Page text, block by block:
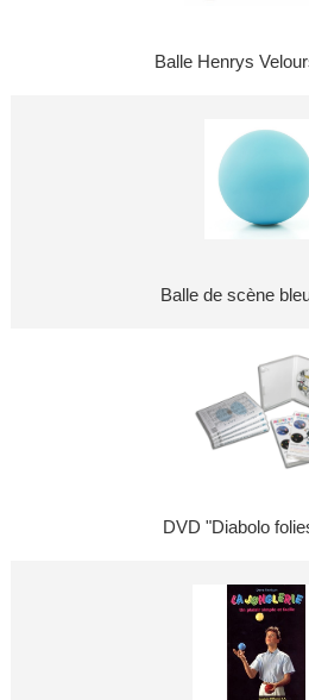
Balle Henrys
Balle de scène
DVD "Diabolo